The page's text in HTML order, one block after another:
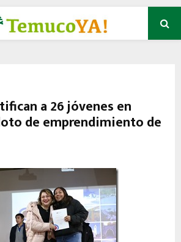
a 26 jóvenes en
de emprendimiento de